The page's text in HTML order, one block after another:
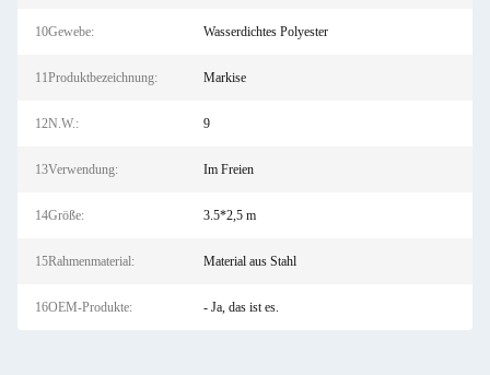
10Gewebe: Wasserdichtes Polyester
11Produktbezeichnung: Markise
12N.W.: 9
13Verwendung: Im Freien
14Größe: 3.5*2,5 m
15Rahmenmaterial: Material aus Stahl
16OEM-Produkte: - Ja, das ist es.